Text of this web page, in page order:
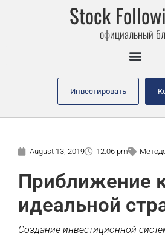
Stock
официальный
Инвестировать
August 13, 2019 12:06 pm
Приближение
идеальной
Создание инвестиционной